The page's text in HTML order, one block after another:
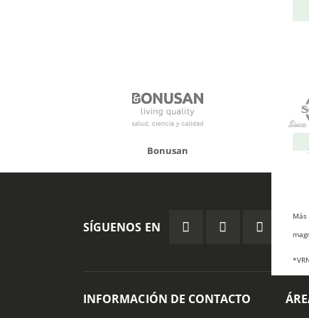
Solgar
SÍGUENOS EN
INFORMACIÓN DE CONTACTO